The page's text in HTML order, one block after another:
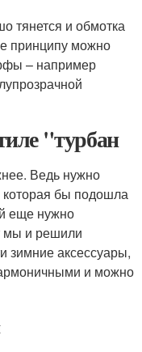
тянется и обмотка
принципу можно
– например
"турбан
Ведь нужно
которая бы подошла
еще нужно
мы и решили
зимние аксессуары,
и можно